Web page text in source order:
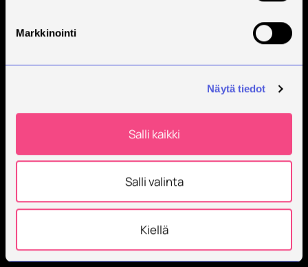
Markkinointi
Näytä tiedot
Salli kaikki
Salli valinta
Kiellä